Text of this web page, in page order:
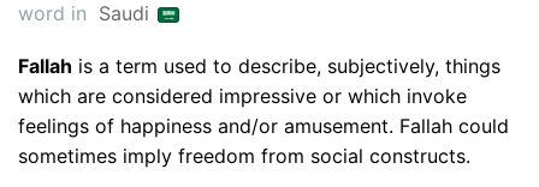
word in Saudi
Fallah is a term used to describe, subjectively, things
which are considered impressive or which invoke
feelings of happiness and/or amusement. Fallah could
sometimes imply freedom from social constructs.